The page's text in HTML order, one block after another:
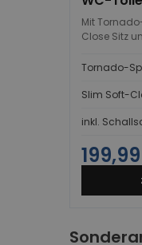
Mit
Close Sitz
Tornado-
Slim Soft-
inkl.